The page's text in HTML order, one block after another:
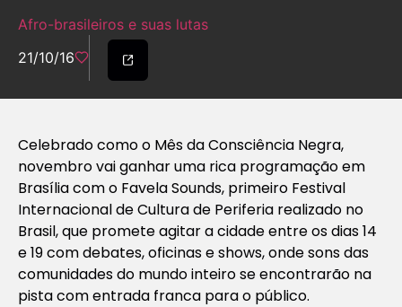
Afro-brasileiros e suas lutas
21/10/16
Celebrado como o Mês da Consciência Negra,
novembro vai ganhar uma rica programação em
Brasília com o Favela Sounds, primeiro Festival
Internacional de Cultura de Periferia realizado no
Brasil, que promete agitar a cidade entre os dias 14
e 19 com debates, oficinas e shows, onde sons das
comunidades do mundo inteiro se encontrarão na
pista com entrada franca para o público.